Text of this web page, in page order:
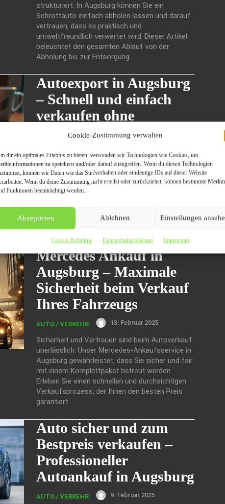
Cookie-Zustimmung verwalten
dir ein optimales Erlebnis zu bieten, verwenden wir Technologien wie Cookies, um
zu speichern und/oder darauf zuzugreifen. Wenn du diesen Technologien
können wir Daten wie das Surfverhalten oder eindeutige IDs auf dieser Website
Wenn du deine Zustimmung nicht erteilst oder zurückziehst, können bestimmte
Funktionen beeinträchtigt werden.
Akzeptieren Ablehnen Einstellungen
Cookie-Richtlinie Datenschutzerklärung Impressum
strukturiert. In Augsburg können Sie ein
Schrottauto einfach abholen lassen und darauf
vertrauen, dass es praktisch und
umweltfreundlich verwertet wird. Dieser Artikel
beleuchtet den gesamten Ablauf von der
Abholung bis zur Entsorgung.
Autoexport in Augsburg
– Schnell und einfach
verkaufen ohne
Aufwand
AUTO / VERKEHR
Die Möglichkeit des Autoexports in Augsburg
revolutioniert den Verkauf von Gebrauchtwagen.
Mit einer schnellen und einfachen Abwicklung
Effizienz und Kundenzufriedenheit. Schonen Sie
Ihre Nerven und lassen Sie uns die Arbeit für Sie
erledigen.
Mercedes Ankauf in
Augsburg – Maximale
Sicherheit beim Verkauf
Ihres Fahrzeugs
AUTO / VERKEHR 13. Februar 2025
Sicherheit und Vertrauen sind beim Autoverkauf
unerlässlich. Unser Mercedes-Ankaufsservice in
Augsburg gewährleistet, dass Sie sicher und fair
mit einem Komplettpaket betreut werden.
Erleben Sie einen schnellen und durchsichtigen
Verkaufsprozess, der Ihnen den besten Preis
garantiert.
Auto sicher und zum
Bestpreis verkaufen –
Professioneller
Autoankauf in Augsburg
AUTO / VERKEHR 9. Februar 2025